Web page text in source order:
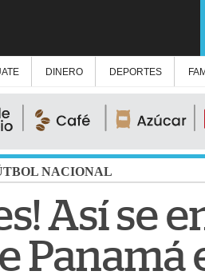
DINERO DEPORTES
NACIONAL
Así se
Panamá